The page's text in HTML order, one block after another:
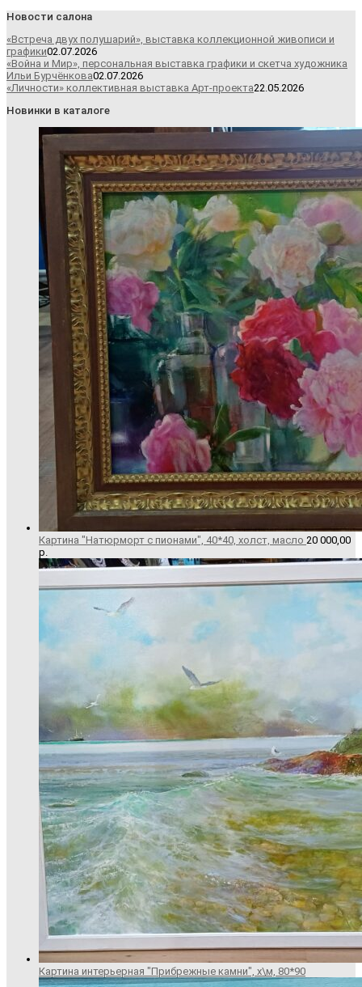
Новости салона
«Встреча двух полушарий», выставка коллекционной живописи и
графики02.07.2026
«Война и Мир», персональная выставка графики и скетча художника
Ильи Бурчёнкова02.07.2026
«Личности» коллективная выставка Арт-проекта22.05.2026
Новинки в каталоге
Картина "Натюрморт с пионами", 40*40, холст, масло 20 000,00
р.
Картина интерьерная "Прибрежные камни", х\м, 80*90